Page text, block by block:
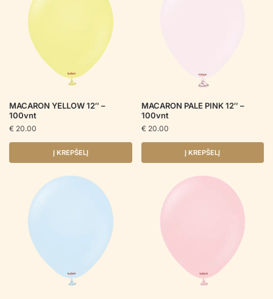
MACARON YELLOW 12″ –
100vnt
€ 20.00
Į KREPŠELĮ
MACARON PALE PINK 12″ –
100vnt
€ 20.00
Į KREPŠELĮ